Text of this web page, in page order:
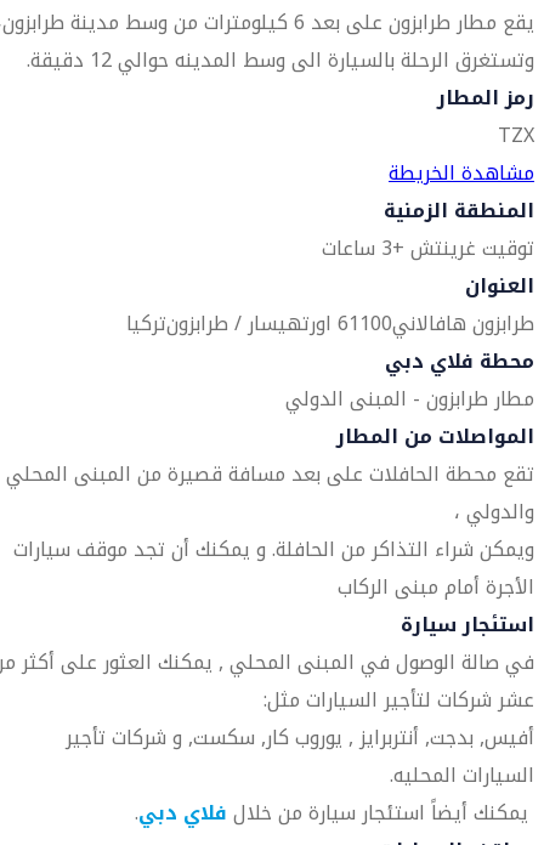
يقع مطار طرابزون على بعد 6 كيلومترات من وسط مدينة
وتستغرق الرحلة بالسيارة الى وسط المدينه ​​حوالي 12 دقيقة.
رمز المطار
TZX
مشاهدة الخريطة
المنطقة الزمنية
توقيت غرينتش +3 ساعات
العنوان
طرابزون هافالاني61100 اورتهيسار / طرابزون
تركيا
محطة فلاي دبي
مطار طرابزون - المبنى الدولي
المواصلات من المطار
تقع محطة الحافلات على بعد مسافة قصيرة من المبنى المحلي
والدولي ،
ويمكن شراء التذاكر من الحافلة. و يمكنك أن تجد موقف سيارات
الأجرة أمام مبنى الركاب
استئجار سيارة
في صالة الوصول في المبنى المحلي , يمكنك العثور على أكثر
عشر شركات لتأجير السيارات مثل:
أفيس, بدجت, أنتربرايز , يوروب كار, سكست, و شركات تأجير
السيارات المحليه.
يمكنك أيضاً استئجار سيارة من خلالفلاي دبي.